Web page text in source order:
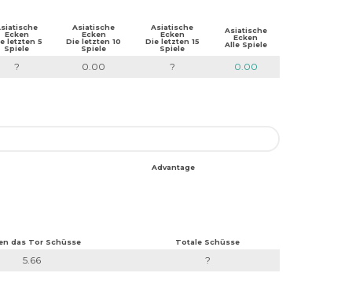
Ecken
letzten 5
Spiele
Asiatische
Ecken
Die letzten 10
Spiele
Asiatische
Ecken
Die letzten 15
Spiele
Asiatische
Ecken
Alle Spiele
? 0.00 ? 0.00
Advantage
das Tor Schüsse Totale Schüsse
5.66 ?